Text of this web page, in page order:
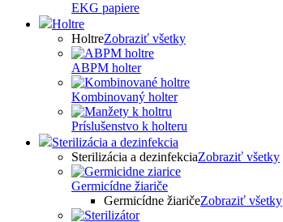
EKG papiere
Holtre
HoltreZobraziť všetky
ABPM holter
Kombinovaný holter
Príslušenstvo k holteru
Sterilizácia a dezinfekcia
Sterilizácia a dezinfekciaZobraziť všetky
Germicídne žiariče
Germicídne žiaričeZobraziť všetky